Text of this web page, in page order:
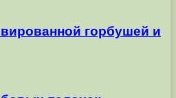
горбушей и